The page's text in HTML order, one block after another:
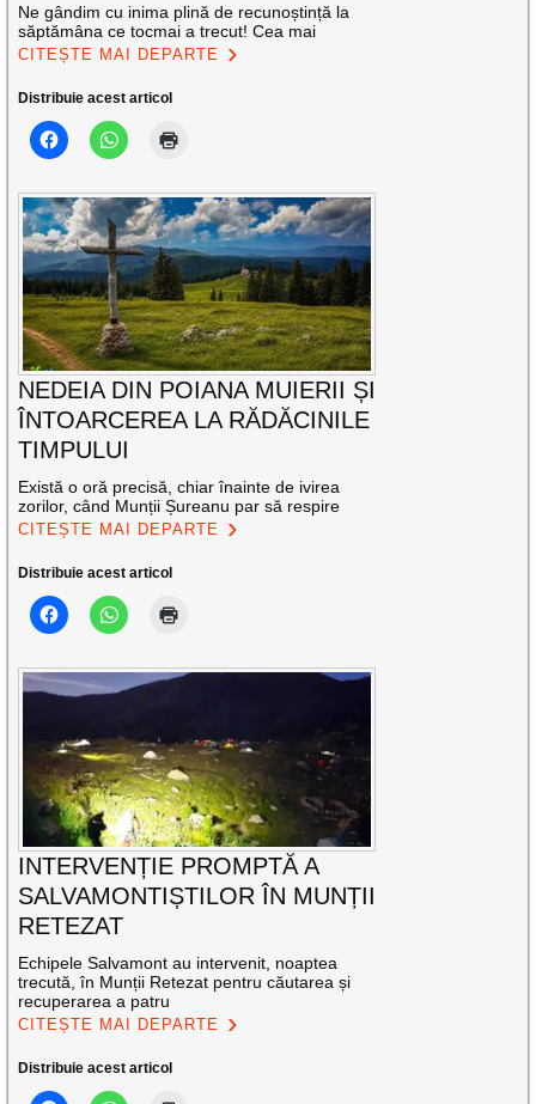
Ne gândim cu inima plină de recunoștință la
săptămâna ce tocmai a trecut! Cea mai
CITEȘTE MAI DEPARTE
Distribuie acest articol
NEDEIA DIN POIANA MUIERII ȘI
ÎNTOARCEREA LA RĂDĂCINILE
TIMPULUI
Există o oră precisă, chiar înainte de ivirea
zorilor, când Munții Șureanu par să respire
CITEȘTE MAI DEPARTE
Distribuie acest articol
INTERVENȚIE PROMPTĂ A
SALVAMONTIȘTILOR ÎN MUNȚII
RETEZAT
Echipele Salvamont au intervenit, noaptea
trecută, în Munții Retezat pentru căutarea și
recuperarea a patru
CITEȘTE MAI DEPARTE
Distribuie acest articol